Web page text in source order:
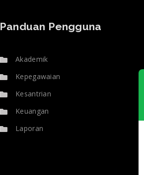
Panduan Pengguna
Akademik
Kepegawaian
Kesantrian
Keuangan
Laporan